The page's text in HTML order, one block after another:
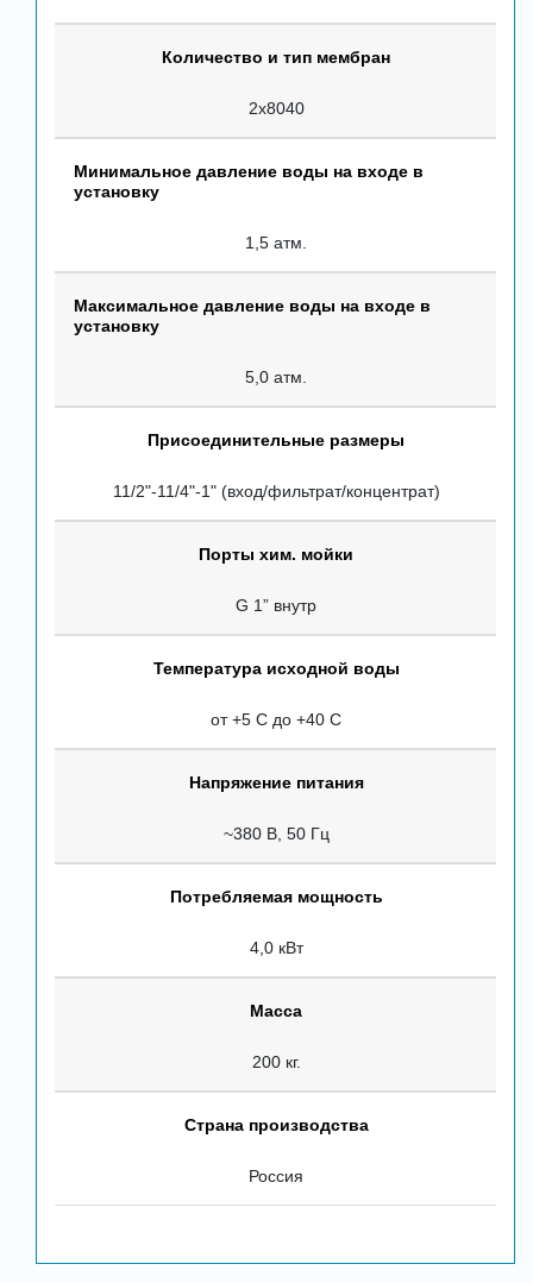
Количество и тип мембран
2х8040
Минимальное давление воды на входе в
установку
1,5 атм.
Максимальное давление воды на входе в
установку
5,0 атм.
Присоединительные размеры
11/2"-11/4"-1" (вход/фильтрат/концентрат)
Порты хим. мойки
G 1” внутр
Температура исходной воды
от +5 С до +40 С
Напряжение питания
~380 В, 50 Гц
Потребляемая мощность
4,0 кВт
Масса
200 кг.
Страна производства
Россия